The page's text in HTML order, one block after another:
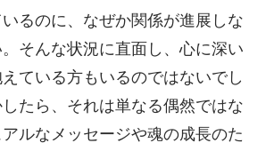
るのに、なぜか関係が進展しな
そんな状況に直面し、心に深い
ている方もいるのではないでし
たら、それは単なる偶然ではな
ルなメッセージや魂の成長のた